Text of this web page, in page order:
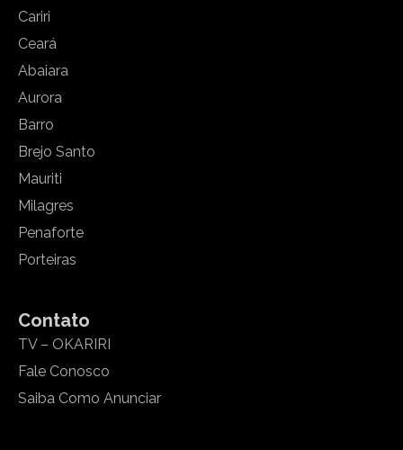
Cariri
Ceará
Abaiara
Aurora
Barro
Brejo Santo
Mauriti
Milagres
Penaforte
Porteiras
Contato
TV – OKARIRI
Fale Conosco
Saiba Como Anunciar